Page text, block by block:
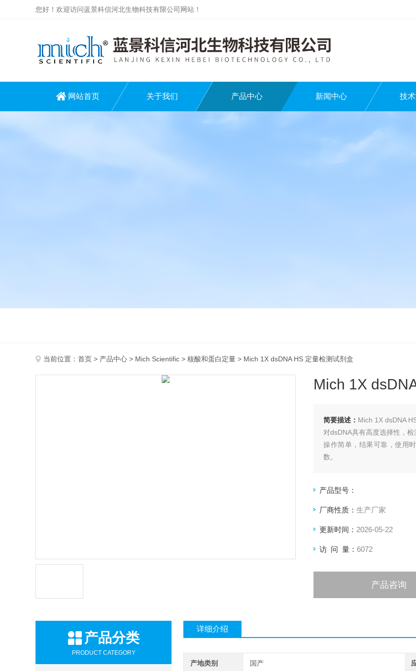
您好！欢迎访问蓝景科信河北生物科技有限公司网站！
网站首页 关于我们 产品中心 新闻中心 技
当前位置： 首页 > 产品中心 > Mich Scientific > 核酸和蛋白定量 > Mich 1X dsDNA HS 定量检测试剂盒
Mich 1X
简要描述： Mich 1X dsDNA
对dsDNA具有高度选择性，
操作简单，结果可靠，使用
数。
产品型号：
厂商性质： 生产厂家
更新时间： 2026-05-22
访 问 量： 6072
产品咨询
产品分类
PRODUCT CATEGORY
详细介绍
产地类别 国产